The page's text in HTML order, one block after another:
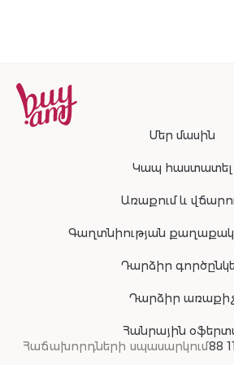
Մեր մասին
Կապ հաստատել
Առաքում և
Գաղտնիության
Դարձիր
Դարձիր առաքիչ
Հանրային
Հաճախորդների սպասարկում88 11